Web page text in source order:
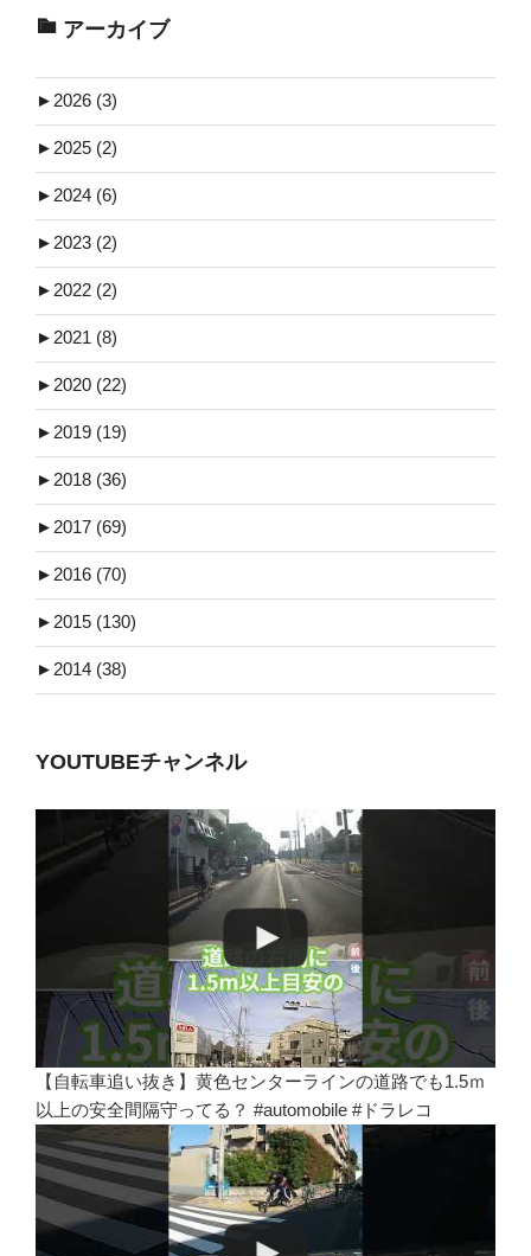
アーカイブ
► 2026 (3)
► 2025 (2)
► 2024 (6)
► 2023 (2)
► 2022 (2)
► 2021 (8)
► 2020 (22)
► 2019 (19)
► 2018 (36)
► 2017 (69)
► 2016 (70)
► 2015 (130)
► 2014 (38)
YOUTUBEチャンネル
【自転車追い抜き】黄色センターラインの道路でも1.5ｍ
以上の安全間隔守ってる？ #automobile #ドラレコ